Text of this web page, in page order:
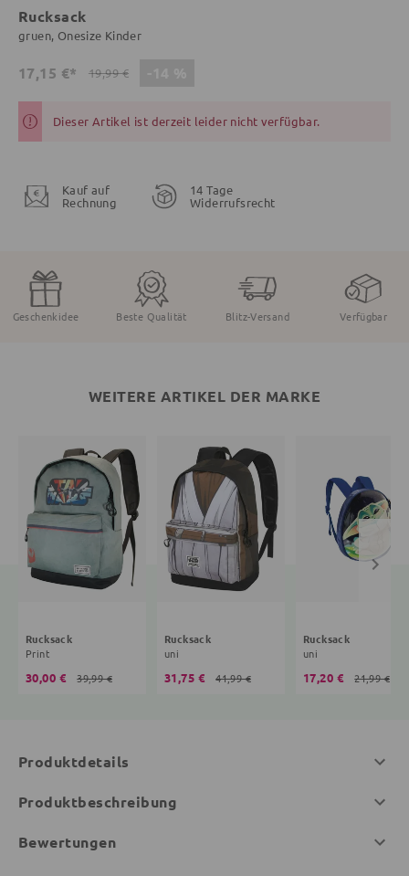
Rucksack
gruen, Onesize Kinder
17,15 €* 19,99 €
Dieser Artikel ist derzeit leider nicht verfügbar.
Kauf auf
Rechnung
14 Tage
Widerrufsrecht
Geschenkidee Beste Qualität Blitz-Versand Verfügbar
WEITERE ARTIKEL DER MARKE
Rucksack
Print
30,00 € 39,99 €
Rucksack
uni
31,75 € 41,99 €
Rucksack
uni
17,20 € 21,99 €
Produktdetails
Produktbeschreibung
Bewertungen